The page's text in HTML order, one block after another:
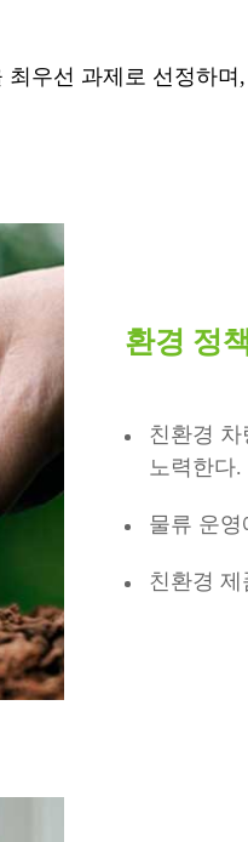
최우선 과제로 선정하며,
환경 정
친환경 차
노력한다.
물류 운
친환경